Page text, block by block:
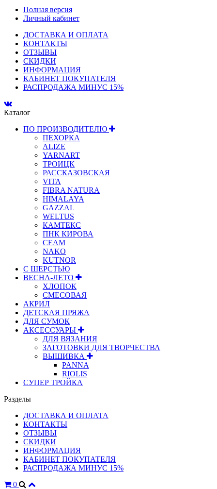
Полная версия
Личный кабинет
ДОСТАВКА И ОПЛАТА
КОНТАКТЫ
ОТЗЫВЫ
СКИДКИ
ИНФОРМАЦИЯ
КАБИНЕТ ПОКУПАТЕЛЯ
РАСПРОДАЖА МИНУС 15%
Каталог
ПО ПРОИЗВОДИТЕЛЮ
ПЕХОРКА
ALIZE
YARNART
ТРОИЦК
РАССКАЗОВСКАЯ
VITA
FIBRA NATURA
HIMALAYA
GAZZAL
WELTUS
КАМТЕКС
ПНК КИРОВА
СЕАМ
NAKO
KUTNOR
С ШЕРСТЬЮ
ВЕСНА-ЛЕТО
ХЛОПОК
СМЕСОВАЯ
АКРИЛ
ДЕТСКАЯ ПРЯЖА
ДЛЯ СУМОК
АКСЕССУАРЫ
ДЛЯ ВЯЗАНИЯ
ЗАГОТОВКИ ДЛЯ ТВОРЧЕСТВА
ВЫШИВКА
PANNA
RIOLIS
СУПЕР ТРОЙКА
Разделы
ДОСТАВКА И ОПЛАТА
КОНТАКТЫ
ОТЗЫВЫ
СКИДКИ
ИНФОРМАЦИЯ
КАБИНЕТ ПОКУПАТЕЛЯ
РАСПРОДАЖА МИНУС 15%
0